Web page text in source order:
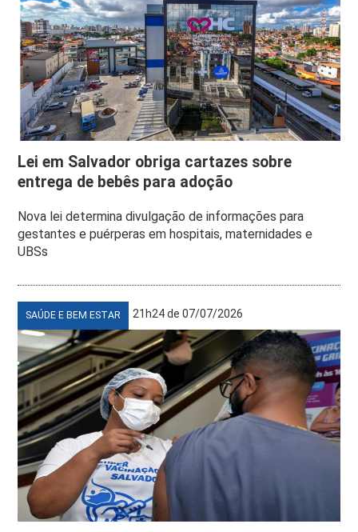
Lei em Salvador obriga cartazes sobre
entrega de bebês para adoção
Nova lei determina divulgação de informações para
gestantes e puérperas em hospitais, maternidades e
UBSs
SAÚDE E BEM ESTAR 21h24 de 07/07/2026